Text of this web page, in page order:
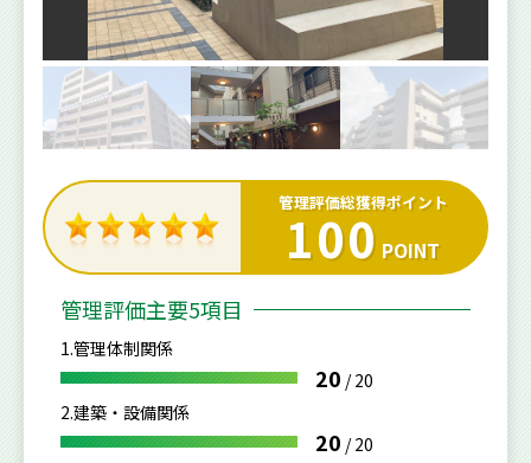
管理評価総獲得ポイント
100 POINT
管理評価主要5項目
1.管理体制関係
20 /20
2.建築・設備関係
20 /20